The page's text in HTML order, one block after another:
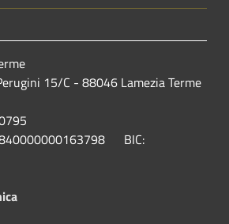
15/C - 88046 Lamezia Terme
BIC: